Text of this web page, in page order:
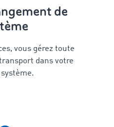
de
vous gérez toute
dans votre